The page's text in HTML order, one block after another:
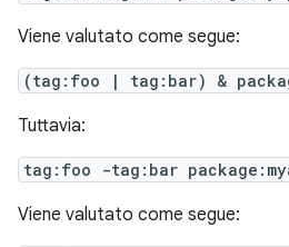
Viene valutato come segue:
(tag:foo | tag:bar) &
Tuttavia:
tag:foo -tag:bar
Viene valutato come segue: